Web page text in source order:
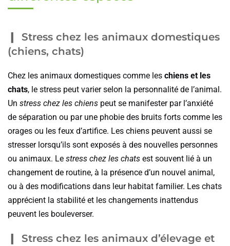
Stress chez les animaux domestiques
(chiens, chats)
Chez les animaux domestiques comme les chiens et les
chats, le stress peut varier selon la personnalité de l’animal.
Un stress chez les chiens peut se manifester par l’anxiété
de séparation ou par une phobie des bruits forts comme les
orages ou les feux d’artifice. Les chiens peuvent aussi se
stresser lorsqu’ils sont exposés à des nouvelles personnes
ou animaux. Le stress chez les chats est souvent lié à un
changement de routine, à la présence d’un nouvel animal,
ou à des modifications dans leur habitat familier. Les chats
apprécient la stabilité et les changements inattendus
peuvent les bouleverser.
Stress chez les animaux d’élevage et